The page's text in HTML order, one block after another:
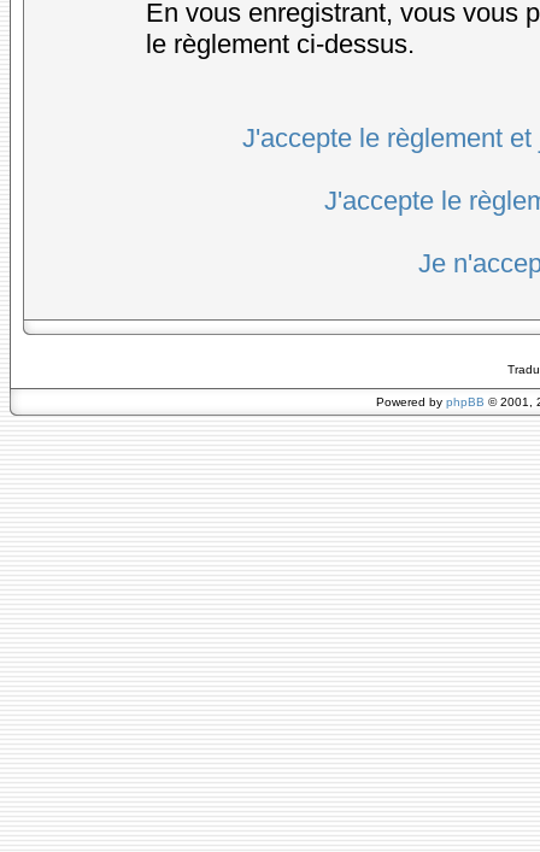
En vous enregistrant, vous vous
le règlement ci-dessus.
J'accepte le règlement
J'accepte le
Je
Powered by phpBB © 2001,